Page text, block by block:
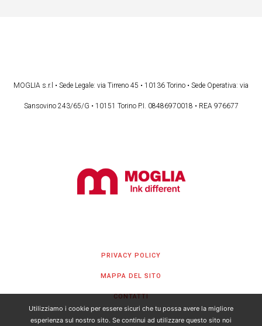
MOGLIA s.r.l • Sede Legale: via Tirreno 45 • 10136 Torino • Sede Operativa: via
Sansovino 243/65/G • 10151 Torino P.I. 08486970018 • REA 976677
PRIVACY POLICY
MAPPA DEL SITO
CONTATTI
Utilizziamo i cookie per essere sicuri che tu possa avere la migliore
esperienza sul nostro sito. Se continui ad utilizzare questo sito noi